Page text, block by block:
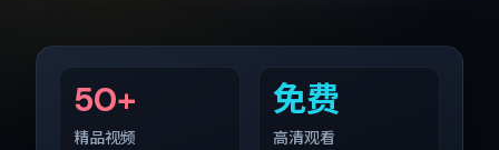
50+
精品视频
免费
高清观看